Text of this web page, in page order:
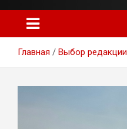
Главная Выбор редакции